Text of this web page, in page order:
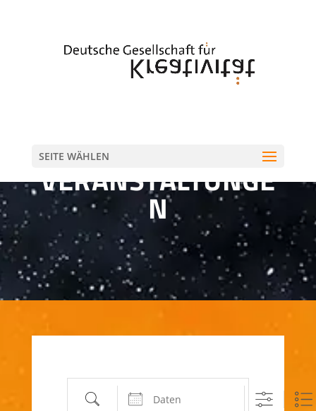
SEITE WÄHLEN
VERANSTALTUNGE
N
Suche Daten